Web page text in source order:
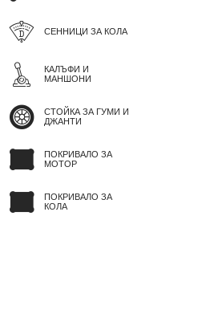
СЕННИЦИ ЗА КОЛА
КАЛЪФИ И
МАНШОНИ
СТОЙКА ЗА ГУМИ И
ДЖАНТИ
ПОКРИВАЛО ЗА
МОТОР
ПОКРИВАЛО ЗА
КОЛА